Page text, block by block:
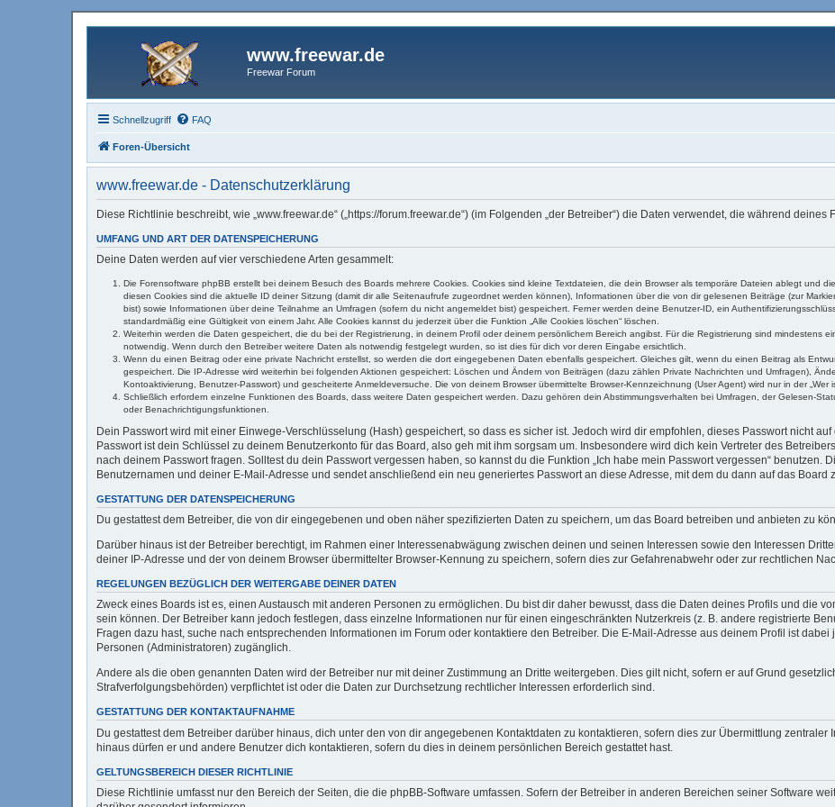
www.freewar.de
Freewar Forum
Schnellzugriff FAQ
Foren-Übersicht
www.freewar.de - Datenschutzerklärung
Diese Richtlinie beschreibt, wie „www.freewar.de“ („https://forum.freewar.de“) (im Folgenden „der Betreiber“) die Daten verwendet, die während deines
UMFANG UND ART DER DATENSPEICHERUNG
Deine Daten werden auf vier verschiedene Arten gesammelt:
Die Forensoftware phpBB erstellt bei deinem Besuch des Boards mehrere Cookies. Cookies sind kleine Textdateien, die dein Browser als temporäre Dateien ablegt und
diesen Cookies sind die aktuelle ID deiner Sitzung (damit dir alle Seitenaufrufe zugeordnet werden können), Informationen über die von dir gelesenen Beiträge (zur
bist) sowie Informationen über deine Teilnahme an Umfragen (sofern du nicht angemeldet bist) gespeichert. Ferner werden deine Benutzer-ID, ein
standardmäßig eine Gültigkeit von einem Jahr. Alle Cookies kannst du jederzeit über die Funktion „Alle Cookies löschen“ löschen.
Weiterhin werden die Daten gespeichert, die du bei der Registrierung, in deinem Profil oder deinem persönlichem Bereich angibst. Für die Registrierung sind mindestens
notwendig. Wenn durch den Betreiber weitere Daten als notwendig festgelegt wurden, so ist dies für dich vor deren Eingabe ersichtlich.
Wenn du einen Beitrag oder eine private Nachricht erstellst, so werden die dort eingegebenen Daten ebenfalls gespeichert. Gleiches gilt, wenn du einen Beitrag als
gespeichert. Die IP-Adresse wird weiterhin bei folgenden Aktionen gespeichert: Löschen und Ändern von Beiträgen (dazu zählen Private Nachrichten und Umfragen),
Kontoaktivierung, Benutzer-Passwort) und gescheiterte Anmeldeversuche. Die von deinem Browser übermittelte Browser-Kennzeichnung (User Agent) wird nur in der
Schließlich erfordern einzelne Funktionen des Boards, dass weitere Daten gespeichert werden. Dazu gehören dein Abstimmungsverhalten bei Umfragen, der Gelesen-
oder Benachrichtigungsfunktionen.
Dein Passwort wird mit einer Einwege-Verschlüsselung (Hash) gespeichert, so dass es sicher ist. Jedoch wird dir empfohlen, dieses Passwort nicht
Passwort ist dein Schlüssel zu deinem Benutzerkonto für das Board, also geh mit ihm sorgsam um. Insbesondere wird dich kein Vertreter des
nach deinem Passwort fragen. Solltest du dein Passwort vergessen haben, so kannst du die Funktion „Ich habe mein Passwort vergessen“ benutzen.
Benutzernamen und deiner E-Mail-Adresse und sendet anschließend ein neu generiertes Passwort an diese Adresse, mit dem du dann auf das Board
GESTATTUNG DER DATENSPEICHERUNG
Du gestattest dem Betreiber, die von dir eingegebenen und oben näher spezifizierten Daten zu speichern, um das Board betreiben und anbieten zu
Darüber hinaus ist der Betreiber berechtigt, im Rahmen einer Interessenabwägung zwischen deinen und seinen Interessen sowie den Interessen
deiner IP-Adresse und der von deinem Browser übermittelter Browser-Kennung zu speichern, sofern dies zur Gefahrenabwehr oder zur rechtlichen
REGELUNGEN BEZÜGLICH DER WEITERGABE DEINER DATEN
Zweck eines Boards ist es, einen Austausch mit anderen Personen zu ermöglichen. Du bist dir daher bewusst, dass die Daten deines Profils und die
sein können. Der Betreiber kann jedoch festlegen, dass einzelne Informationen nur für einen eingeschränkten Nutzerkreis (z. B. andere registrierte
Fragen dazu hast, suche nach entsprechenden Informationen im Forum oder kontaktiere den Betreiber. Die E-Mail-Adresse aus deinem Profil ist
Personen (Administratoren) zugänglich.
Andere als die oben genannten Daten wird der Betreiber nur mit deiner Zustimmung an Dritte weitergeben. Dies gilt nicht, sofern er auf Grund
Strafverfolgungsbehörden) verpflichtet ist oder die Daten zur Durchsetzung rechtlicher Interessen erforderlich sind.
GESTATTUNG DER KONTAKTAUFNAHME
Du gestattest dem Betreiber darüber hinaus, dich unter den von dir angegebenen Kontaktdaten zu kontaktieren, sofern dies zur Übermittlung
hinaus dürfen er und andere Benutzer dich kontaktieren, sofern du dies in deinem persönlichen Bereich gestattet hast.
GELTUNGSBEREICH DIESER RICHTLINIE
Diese Richtlinie umfasst nur den Bereich der Seiten, die die phpBB-Software umfassen. Sofern der Betreiber in anderen Bereichen seiner Software